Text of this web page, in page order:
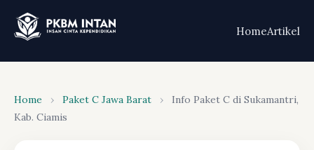
HomeArtikel
Home › Paket C Jawa Barat ›
Info Paket C di Sukamantri,
Kab. Ciamis